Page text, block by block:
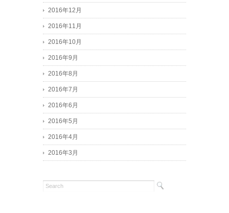
2016年12月
2016年11月
2016年10月
2016年9月
2016年8月
2016年7月
2016年6月
2016年5月
2016年4月
2016年3月